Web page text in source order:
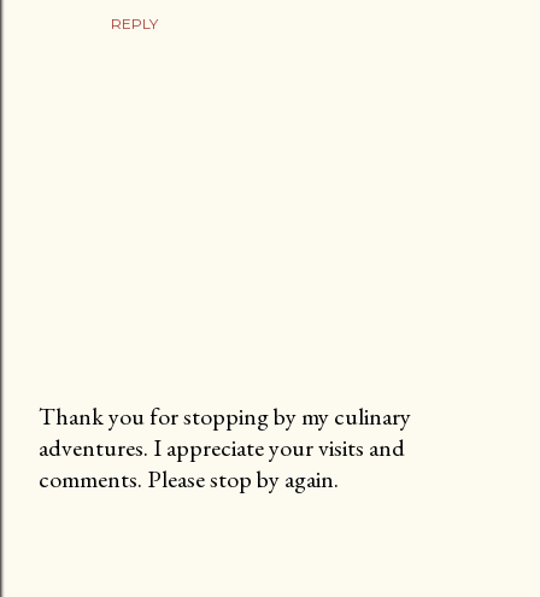
REPLY
P
o
Thank you for stopping by my culinary
adventures. I appreciate your visits and
comments. Please stop by again.